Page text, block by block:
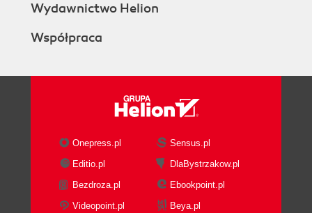
Wydawnictwo Helion
Współpraca
Onepress.pl
Sensus.pl
Editio.pl
DlaBystrzakow.pl
Bezdroza.pl
Ebookpoint.pl
Videopoint.pl
Beya.pl